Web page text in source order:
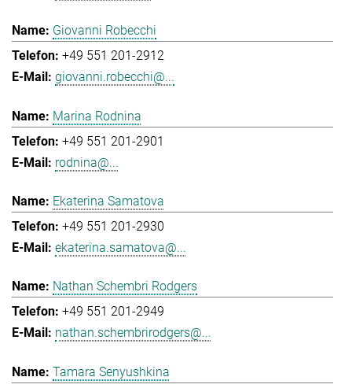
Giovanni Robecchi
+49 551 201-2912
giovanni.robecchi@...
Marina Rodnina
+49 551 201-2901
rodnina@...
Ekaterina Samatova
+49 551 201-2930
ekaterina.samatova@...
Nathan Schembri Rodgers
+49 551 201-2949
nathan.schembrirodgers@...
Tamara Senyushkina